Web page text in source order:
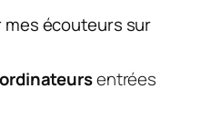
écouteurs sur
entrées